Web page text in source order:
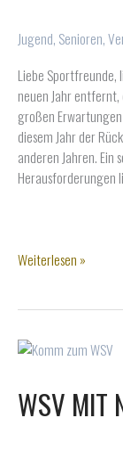
Jugend, Senioren,
Liebe Sportfreunde,
neuen Jahr
großen
diesem Jahr der
anderen Jahren. Ein
Herausforderungen
Weihnachtsgrüße
Weiterlesen »
WSV MIT